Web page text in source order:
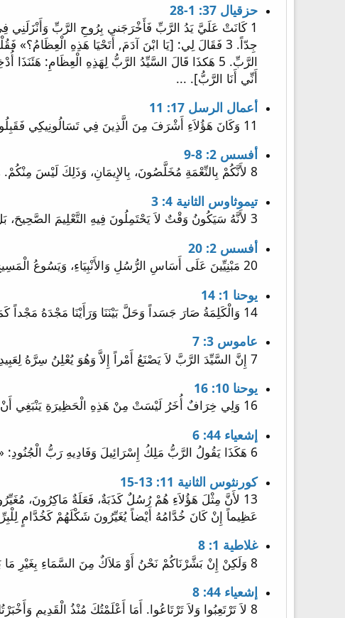
حزقيال 37: 1-28
أَنِّي أَنَا الرَّبُّ]. ...
أعمال الرسل 17: 11
11 وَكَانَ هَؤُلاَءِ أَشْرَفَ مِنَ الَّذِينَ فِي تَسَالُونِيكِي فَقَبِلُوا الْكَلِمَةَ بِكُلِّ نَشَاطٍ فَاحِصِينَ الْكُتُبَ كُلَّ يَوْمٍ: هَلْ هَذِهِ الْأُمُورُ هَكَذَا؟
أفسس 2: 8-9
8 لأَنَّكُمْ بِالنِّعْمَةِ مُخَلَّصُونَ، بِالإِيمَانِ، وَذَلِكَ لَيْسَ مِنْكُمْ. هُوَ عَطِيَّةُ اللهِ. 9 لَيْسَ مِنْ أَعْمَالٍ كَيْلاَ يَفْتَخِرَ أَحَدٌ.
تيموثاوس الثانية 4: 3
3 لأَنَّهُ سَيَكُونُ وَقْتٌ لاَ يَحْتَمِلُونَ فِيهِ التَّعْلِيمَ الصَّحِيحَ، بَلْ حَسَبَ شَهَوَاتِهِمُ الْخَاصَّةِ يَجْمَعُونَ لَهُمْ مُعَلِّمِينَ مُسْتَحِكَّةً مَسَامِعُهُمْ،
أفسس 2: 20
20 مَبْنِيِّينَ عَلَى أَسَاسِ الرُّسُلِ وَالأَنْبِيَاءِ، وَيَسُوعُ الْمَسِيحُ نَفْسُهُ حَجَرُ الزَّاوِيَةِ،
يوحنا 1: 14
14 وَالْكَلِمَةُ صَارَ جَسَداً وَحَلَّ بَيْنَنَا وَرَأَيْنَا مَجْدَهُ مَجْداً كَمَا لِوَحِيدٍ مِنَ الآبِ مَمْلُوءاً نِعْمَةً وَحَقّاً.
عاموس 3: 7
7 إِنَّ السَّيِّدَ الرَّبَّ لاَ يَصْنَعُ أَمْراً إِلاَّ وَهُوَ يُعْلِنُ سِرَّهُ لِعَبِيدِهِ الأَنْبِيَاءِ.
يوحنا 10: 16
16 وَلِي خِرَافٌ أُخَرُ لَيْسَتْ مِنْ هَذِهِ الْحَظِيرَةِ يَنْبَغِي أَنْ آتِيَ بِتِلْكَ أَيْضاً فَتَسْمَعُ صَوْتِي وَتَكُونُ رَعِيَّةٌ وَاحِدَةٌ وَرَاعٍ وَاحِدٌ.
إشعياء 44: 6
6 هَكَذَا يَقُولُ الرَّبُّ مَلِكُ إِسْرَائِيلَ وَفَادِيهِ رَبُّ الْجُنُودِ: «أَنَا الأَوَّلُ وَأَنَا الآخِرُ وَلاَ إِلَهَ غَيْرِي.
كورنثوس الثانية 11: 13-15
عَظِيماً إِنْ كَانَ خُدَّامُهُ أَيْضاً يُغَيِّرُونَ شَكْلَهُمْ كَخُدَّامٍ
غلاطية 1: 8
8 وَلَكِنْ إِنْ بَشَّرْنَاكُمْ نَحْنُ أَوْ مَلاَكٌ مِنَ السَّمَاءِ بِغَيْرِ مَا بَشَّرْنَاكُمْ، فَلْيَكُنْ «أَنَاثِيمَا».
إشعياء 44: 8
8 لاَ تَرْتَعِبُوا وَلاَ تَرْتَاعُوا. أَمَا أَعْلَمْتُكَ مُنْذُ الْقَدِيمِ وَأَخْبَرْتُكَ؟ فَأَنْتُمْ شُهُودِي. هَلْ يُوجَدُ إِلَهٌ غَيْرِي؟ وَلاَ صَخْرَةَ لاَ أَعْلَمُ بِهَا.